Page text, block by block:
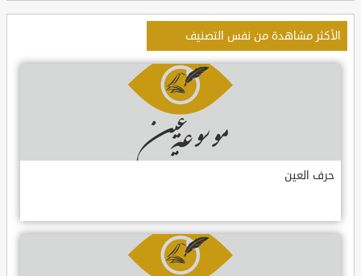
الأكثر مشاهدة من نفس التصنيف
حرف العين